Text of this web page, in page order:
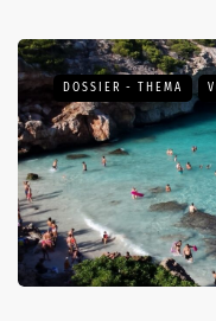
DOSSIER - THEMA